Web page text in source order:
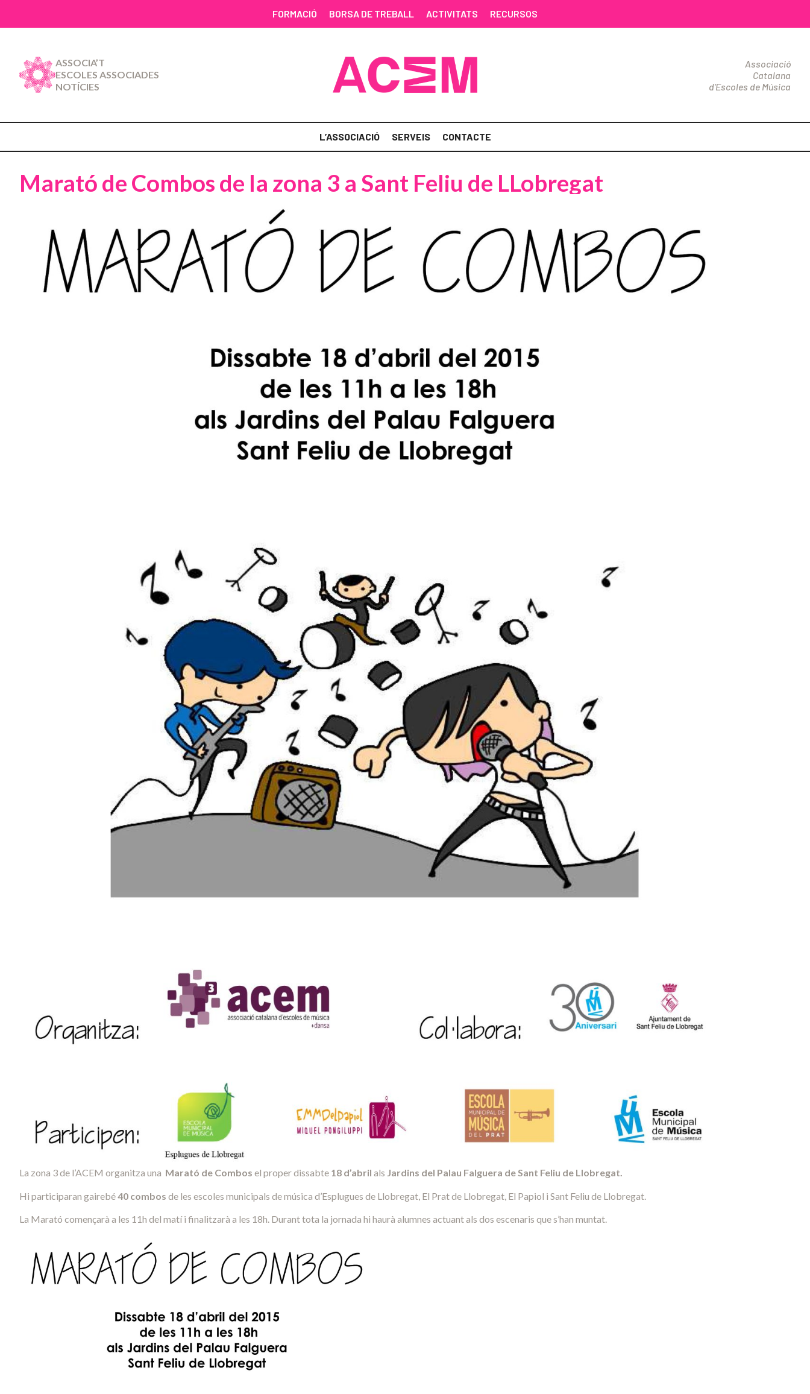
FORMACIÓ BORSA DE TREBALL ACTIVITATS RECURSOS
ASSOCIA’T
ESCOLES ASSOCIADES
NOTÍCIES
Associació
Catalana
d'Escoles de Música
L’ASSOCIACIÓ SERVEIS CONTACTE
Marató de Combos de la zona 3 a Sant Feliu de LLobregat
La zona 3 de l’ACEM organitza una Marató de Combos el proper dissabte 18 d’abril als Jardins del Palau Falguera de Sant Feliu de Llobregat.
Hi participaran gairebé40 combos de les escoles municipals de música d’Esplugues de Llobregat, El Prat de Llobregat, El Papiol i Sant Feliu de Llobregat.
La Marató començarà a les 11h del matí i finalitzarà a les 18h. Durant tota la jornada hi haurà alumnes actuant als dos escenaris que s’han muntat.